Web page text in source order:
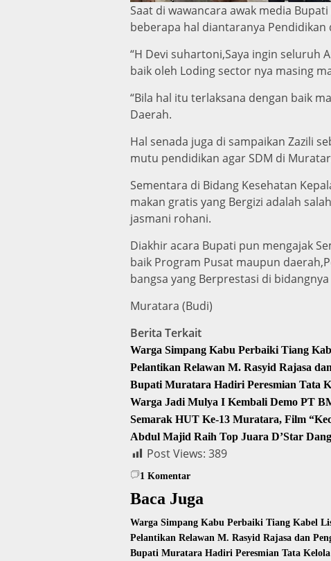
Saat di wawancara awak media
beberapa hal diantaranya Pendidikan
“H Devi suhartoni,Saya ingin seluruh
baik oleh Loding sector nya masing
“Bila hal itu terlaksana dengan baik
Daerah.
Hal senada juga di sampaikan Zazili
mutu pendidikan agar SDM di
Sementara di Bidang Kesehatan
makan gratis yang Bergizi adalah
jasmani rohani.
Diakhir acara Bupati pun mengajak
baik Program Pusat maupun
bangsa yang Berprestasi di
Muratara (Budi)
Berita Terkait
Warga Simpang Kabu Perbaiki Tiang
Pelantikan Relawan M. Rasyid Rajasa
Bupati Muratara Hadiri Peresmian Tata
Warga Jadi Mulya I Kembali Demo PT
Semarak HUT Ke-13 Muratara, Film
Abdul Majid Raih Top Juara D’Star
Post Views: 389
1 Komentar
Baca Juga
Warga Simpang Kabu Perbaiki Tiang Kabel
Pelantikan Relawan M. Rasyid Rajasa dan
Bupati Muratara Hadiri Peresmian Tata